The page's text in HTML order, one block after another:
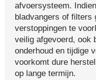
afvoersysteem.
bladvangers of filters
verstoppingen te
veilig afgevoerd, ook
onderhoud en tijdige
voorkomt dure
op lange termijn.